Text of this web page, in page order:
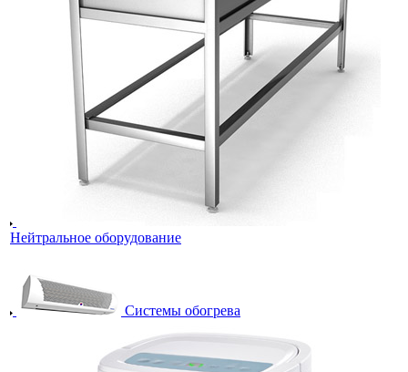
Нейтральное оборудование
Системы обогрева